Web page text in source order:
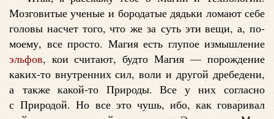
Мозговитые ученые и бородатые дядьки ломают себе
головы насчет того, что же за суть эти вещи, а, по-
моему, все просто. Магия есть глупое измышление
эльфов, кои считают, будто Магия — порождение
каких-то внутренних сил, воли и другой дребедени,
а также какой-то Природы. Все у них согласно
с Природой. Но все это чушь, ибо, как говаривал